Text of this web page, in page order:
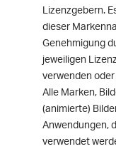
Lizenzgebern.
dieser
Genehmigung
jeweiligen
verwenden
Alle Marken,
(animierte)
Anwendungen,
verwendet